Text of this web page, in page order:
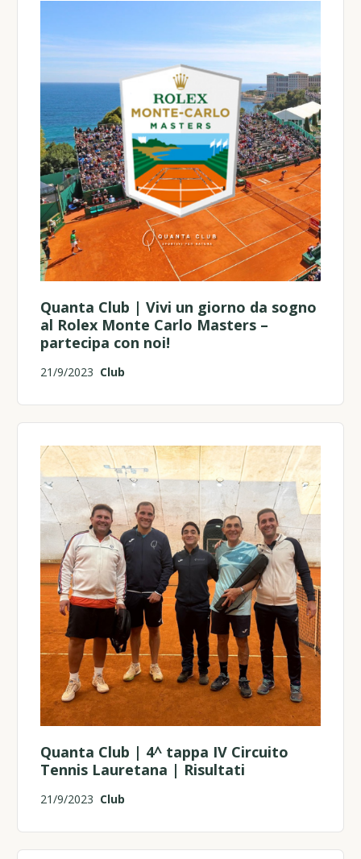
Quanta Club | Vivi un giorno da sogno
al Rolex Monte Carlo Masters –
partecipa con noi!
21/9/2023 Club
Quanta Club | 4^ tappa IV Circuito
Tennis Lauretana | Risultati
21/9/2023 Club